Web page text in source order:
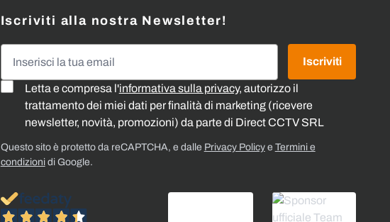
Iscriviti alla nostra Newsletter!
Letta e compresa l'informativa sulla privacy, autorizzo il
trattamento dei miei dati per finalità di marketing (ricevere
newsletter, novità, promozioni) da parte di Direct CCTV SRL
Iscriviti
Questo sito è protetto da reCAPTCHA, e dalle Privacy Policye Termini e
condizionidi Google.